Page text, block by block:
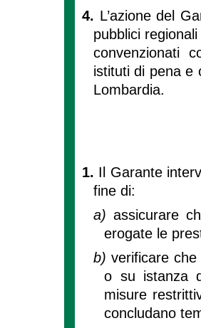
4. L’azione del
pubblici
convenzionati
istituti di pena e
Lombardia.
1. Il Garante
fine di:
a) assicurare
erogate le
b) verificare che
o su istanza
misure
concludano